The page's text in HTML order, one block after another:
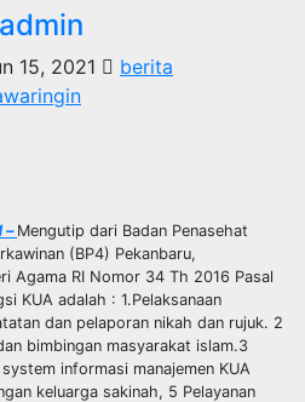
admin
15, 2021
berita
– Mengutip dari Badan Penasehat
(BP4) Pekanbaru,
Agama RI Nomor 34 Th 2016 Pasal
KUA adalah : 1.Pelaksanaan
dan pelaporan nikah dan rujuk. 2
bimbingan masyarakat islam.3
informasi manajemen KUA
keluarga sakinah, 5 Pelayanan